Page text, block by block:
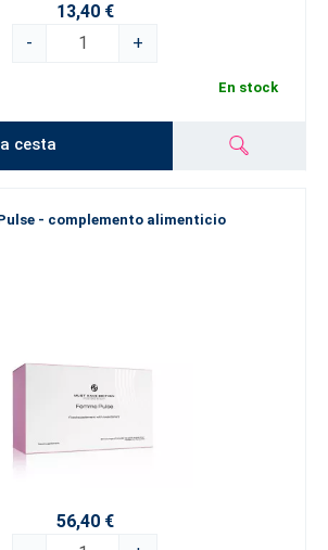
13,40 €
-
+
En stock
cesta
- complemento alimenticio
56,40 €